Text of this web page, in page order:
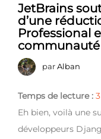
JetBrains
d’une
Professional
communauté
parAlban
Temps de lecture : 3
Eh bien, voilà une
développeurs